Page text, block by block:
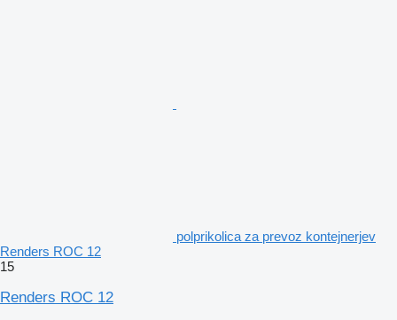
polprikolica za prevoz kontejnerjev
Renders ROC 12
15
Renders ROC 12